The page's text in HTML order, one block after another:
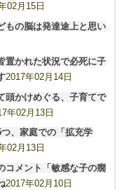
02月15日
もの脳は発達途上と思い
置かれた状況で必死に子
2017年02月14日
頭かけめぐる、子育てで
年02月13日
、家庭での「拡充学
02月13日
コメント「敏感な子の癇
2017年02月10日